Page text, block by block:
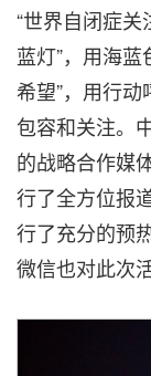
“世界自闭症关
蓝灯”，用海
希望”，用行动
包容和关注。
的战略合作媒
行了全方位报
行了充分的预
微信也对此次